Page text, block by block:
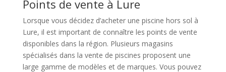
Points de vente à Lure
Lorsque vous décidez d’acheter une piscine hors sol à
Lure, il est important de connaître les points de vente
disponibles dans la région. Plusieurs magasins
spécialisés dans la vente de piscines proposent une
large gamme de modèles et de marques. Vous pouvez